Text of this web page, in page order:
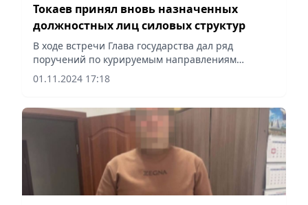
Токаев принял вновь назначенных
должностных лиц силовых структур
В ходе встречи Глава государства дал ряд
поручений по курируемым направлениям
деятельности соответствующих
ведомств, сообщает Vecher.kz.
01.11.2024 17:18